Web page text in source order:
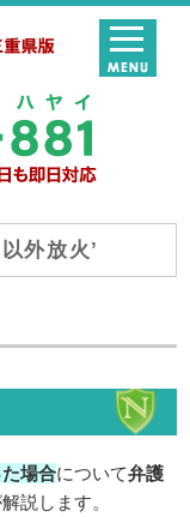
外放火’
場合について弁護
説します。